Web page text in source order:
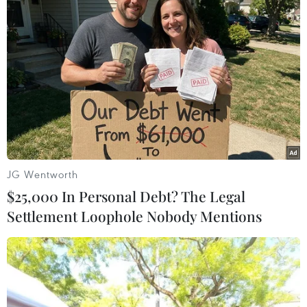
Thứ trưởng Phan Thị
Thắng thăm, động viên lực
lượng tìm kiếm hài cốt liệt
sĩ tại Công viên Lê Thị
08/08/2026 14:12
Quy định chức năng,
nhiệm vụ, quyền hạn và cơ
cấu tổ chức của Bộ Y tế
08/08/2026 14:03
Cựu Trưởng ban quản lý
chung cư lừa bán căn hộ
tái định cư, chiếm đoạt
hơn 2 tỷ đồng
Sông Hồng và khát vọng
kiến tạo Hà Nội trở thành
đô thị toàn cầu
08/08/2026 13:13
JG Wentworth
$25,000 In Personal Debt? The Legal
Settlement Loophole Nobody Mentions